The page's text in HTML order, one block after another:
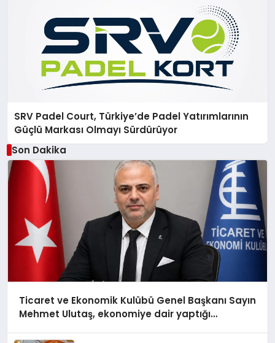
SRV Padel Court, Türkiye’de Padel Yatırımlarının
Güçlü Markası Olmayı Sürdürüyor
Son Dakika
Ticaret ve Ekonomik Kulübü Genel Başkanı Sayın
Mehmet Ulutaş, ekonomiye dair yaptığı